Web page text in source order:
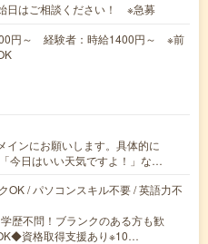
日はご相談ください！ ※急募
円～ 経験者：時給1400円～ ※前
インにお願いします。具体的に
今日はいい天気ですよ！」な…
OK / パソコンスキル不要 / 英語力不
歴不問！ブランクのある方も歓
資格取得支援あり※10…